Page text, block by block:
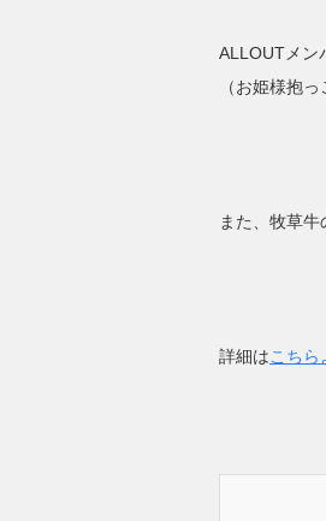
ALLOUTメン
（お姫様抱
また、牧草
詳細はこちら